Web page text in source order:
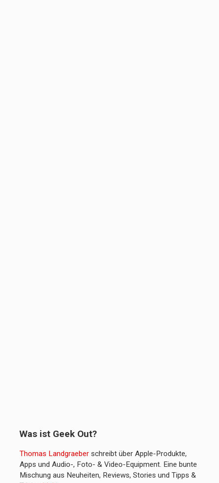
Was ist Geek Out?
Thomas Landgraeber schreibt über Apple-Produkte,
Apps und Audio-, Foto- & Video-Equipment. Eine bunte
Mischung aus Neuheiten, Reviews, Stories und Tipps &